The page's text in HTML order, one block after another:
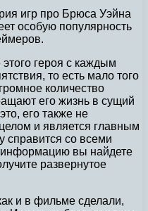
игр про Брюса Уэйна
особую популярность
героя с каждым
то есть мало того
количество
его жизнь в сущий
его также не
и является главным
справится со всеми
вы найдете
развернутое
и в фильме сделали,